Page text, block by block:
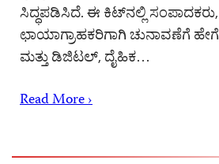
ಸಿದ್ಧಪಡಿಸಿದೆ. ಈ ಕಿಟ್‌ನಲ್ಲಿ ಸಂಪಾದಕರು,
ಛಾಯಾಗ್ರಾಹಕರಿಗಾಗಿ ಚುನಾವಣೆಗೆ
ಮತ್ತು ಡಿಜಿಟಲ್, ದೈಹಿಕ…
Read More ›